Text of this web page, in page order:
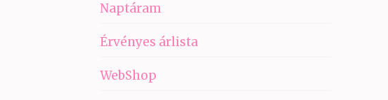
Naptáram
Érvényes árlista
WebShop